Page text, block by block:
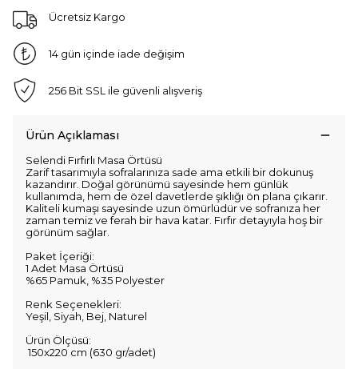
Ücretsiz Kargo
14 gün içinde iade değişim
256 Bit SSL ile güvenli alışveriş
Ürün Açıklaması
Selendi Fırfırlı Masa Örtüsü
Zarif tasarımıyla sofralarınıza sade ama etkili bir dokunuş
kazandırır. Doğal görünümü sayesinde hem günlük
kullanımda, hem de özel davetlerde şıklığı ön plana çıkarır.
Kaliteli kumaşı sayesinde uzun ömürlüdür ve sofranıza her
zaman temiz ve ferah bir hava katar. Fırfır detayıyla hoş bir
görünüm sağlar.
Paket İçeriği:
1 Adet Masa Örtüsü
%65 Pamuk, %35 Polyester
Renk Seçenekleri:
Yeşil, Siyah, Bej, Naturel
Ürün Ölçüsü:
150x220 cm (630 gr/adet)